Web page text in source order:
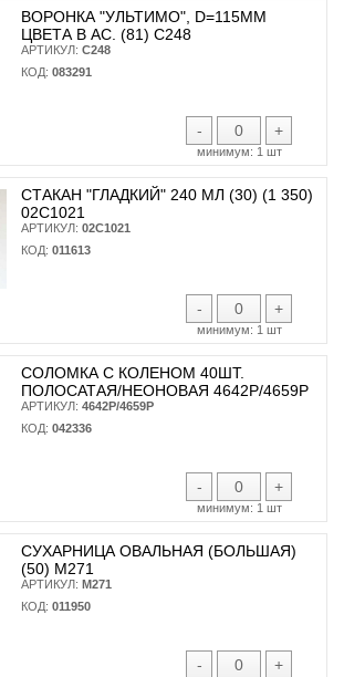
ВОРОНКА "УЛЬТИМО", D=115ММ
ЦВЕТА В АС. (81) С248
АРТИКУЛ: С248
КОД: 083291
- +
минимум: 1 шт
СТАКАН "ГЛАДКИЙ" 240 МЛ (30) (1 350)
02С1021
АРТИКУЛ: 02С1021
КОД: 011613
- +
минимум: 1 шт
СОЛОМКА С КОЛЕНОМ 40ШТ.
ПОЛОСАТАЯ/НЕОНОВАЯ 4642Р/4659Р
АРТИКУЛ: 4642Р/4659Р
КОД: 042336
- +
минимум: 1 шт
СУХАРНИЦА ОВАЛЬНАЯ (БОЛЬШАЯ)
(50) М271
АРТИКУЛ: М271
КОД: 011950
- +